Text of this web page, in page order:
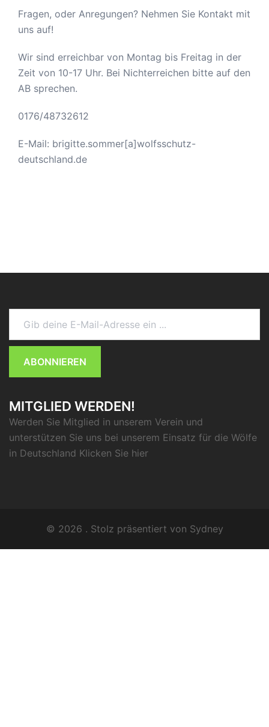
Fragen, oder Anregungen? Nehmen Sie Kontakt mit
uns auf!
Wir sind erreichbar von Montag bis Freitag in der
Zeit von 10-17 Uhr. Bei Nichterreichen bitte auf den
AB sprechen.
0176/48732612
E-Mail: brigitte.sommer[a]wolfsschutz-
deutschland.de
Gib deine E-Mail-Adresse ein ...
ABONNIEREN
MITGLIED WERDEN!
Werden Sie Mitglied in unserem Verein und
unterstützen Sie uns bei unserem Einsatz für die Wölfe
in Deutschland Klicken Sie hier
© 2026 . Stolz präsentiert von Sydney